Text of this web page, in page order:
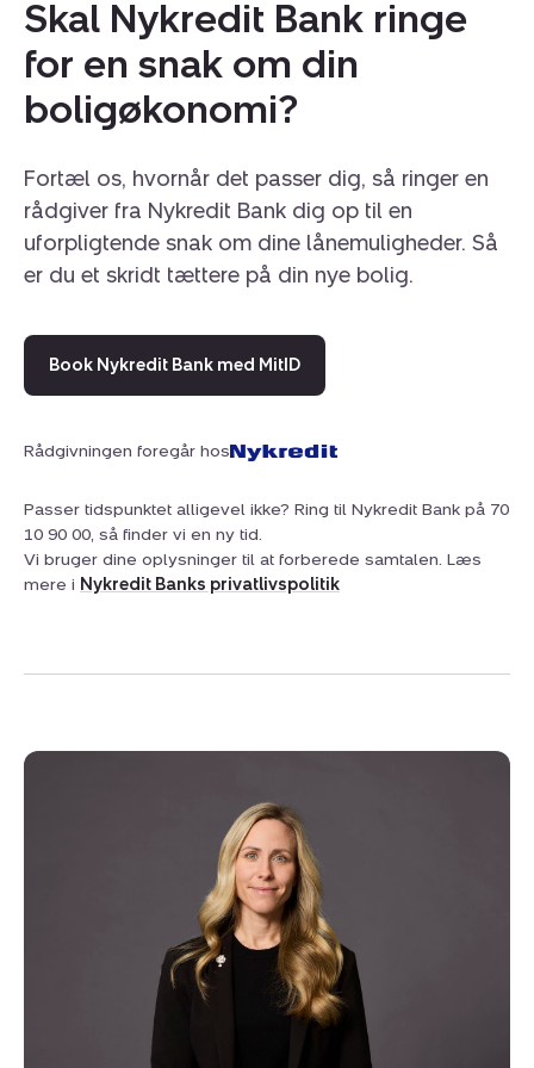
Til lejligheden hører et privat kælderrum.
Ejerforeningen er veldrevet, opgangen er nymalet og
der er dørtelefon. Der er cykelkælder, gode
en carport.
Beliggenheden er rolig og helt central i Virum. Her er
du i gåafstand til gode indkøbsmuligheder og S-toget.
Naturen finder du også inden for kort afstand. Både
Mads & Simon
Skal Nykredit Bank ringe
for en snak om din
boligøkonomi?
Fortæl os, hvornår det passer dig, så ringer en
rådgiver fra Nykredit Bank dig op til en
uforpligtende snak om dine lånemuligheder. Så
er du et skridt tættere på din nye bolig.
Book Nykredit Bank med MitID
Rådgivningen foregår hos
Passer tidspunktet alligevel ikke? Ring til Nykredit Bank på 70
10 90 00, så finder vi en ny tid.
Vi bruger dine oplysninger til at forberede samtalen. Læs
mere i Nykredit Banks privatlivspolitik